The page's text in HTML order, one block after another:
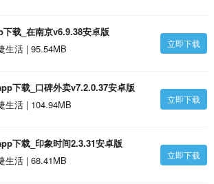
载_在南京v6.9.38安卓版
生活 | 95.54MB
立即下载
下载_口碑外卖v7.2.0.37安卓版
生活 | 104.94MB
立即下载
下载_印象时间2.3.31安卓版
生活 | 68.41MB
立即下载